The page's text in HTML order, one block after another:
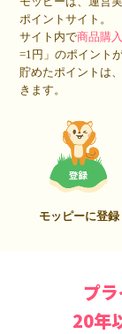
ポイントサイト。
サイト内で商品購
=1円」のポイント
貯めたポイントは
きます。
モッピーに登録
プ
20年